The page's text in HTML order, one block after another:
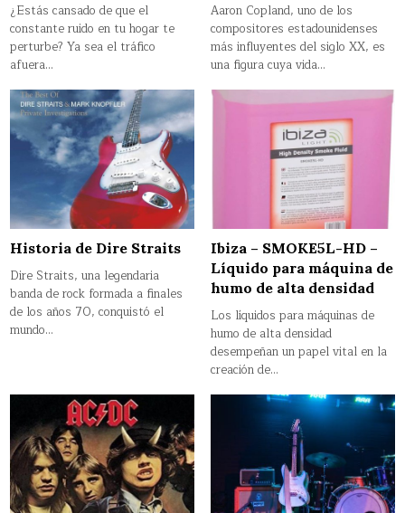
¿Estás cansado de que el
constante ruido en tu hogar te
perturbe? Ya sea el tráfico
afuera…
Aaron Copland, uno de los
compositores estadounidenses
más influyentes del siglo XX, es
una figura cuya vida…
Historia de Dire Straits
Dire Straits, una legendaria
banda de rock formada a finales
de los años 70, conquistó el
mundo…
Ibiza – SMOKE5L-HD –
Líquido para máquina de
humo de alta densidad
Los líquidos para máquinas de
humo de alta densidad
desempeñan un papel vital en la
creación de…